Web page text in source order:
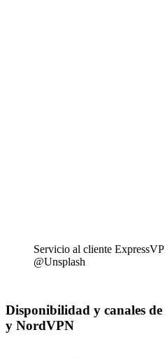
Servicio al cliente
@Unsplash
Disponibilidad y canales
y NordVPN